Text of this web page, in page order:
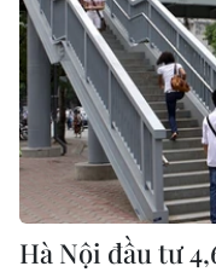
Hà Nội đầu tư